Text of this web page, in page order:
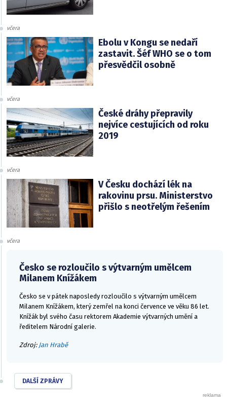
včera
Ebolu v Kongu se nedaří
zastavit. Šéf WHO se o tom
přesvědčil osobně
včera
České dráhy přepravily
nejvíce cestujících od roku
2019
včera
V Česku dochází lék na
rakovinu prsu. Ministerstvo
přišlo s neotřelým řešením
včera
Česko se rozloučilo s výtvarným umělcem
Milanem Knížákem
Česko se v pátek naposledy rozloučilo s výtvarným umělcem
Milanem Knížákem, který zemřel na konci července ve věku 86 let.
Knížák byl svého času rektorem Akademie výtvarných umění a
ředitelem Národní galerie.
Zdroj: Jan Hrabě
DALŠÍ ZPRÁVY